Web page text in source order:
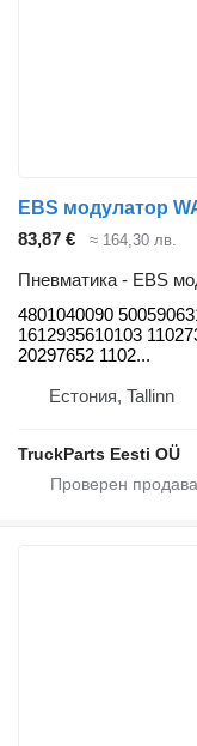
83,87 € ≈ 164,30 лв.
Пневматика - EBS
4801040090
1612935610103
20297652 1102...
Естония, Tallinn
TruckParts Eesti OÜ